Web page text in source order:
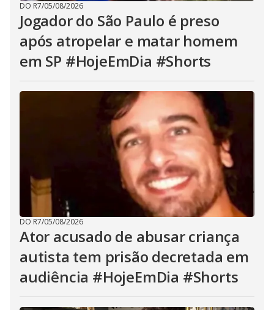
DO R7/05/08/2026
Jogador do São Paulo é preso
após atropelar e matar homem
em SP #HojeEmDia #Shorts
DO R7/05/08/2026
Ator acusado de abusar criança
autista tem prisão decretada em
audiência #HojeEmDia #Shorts